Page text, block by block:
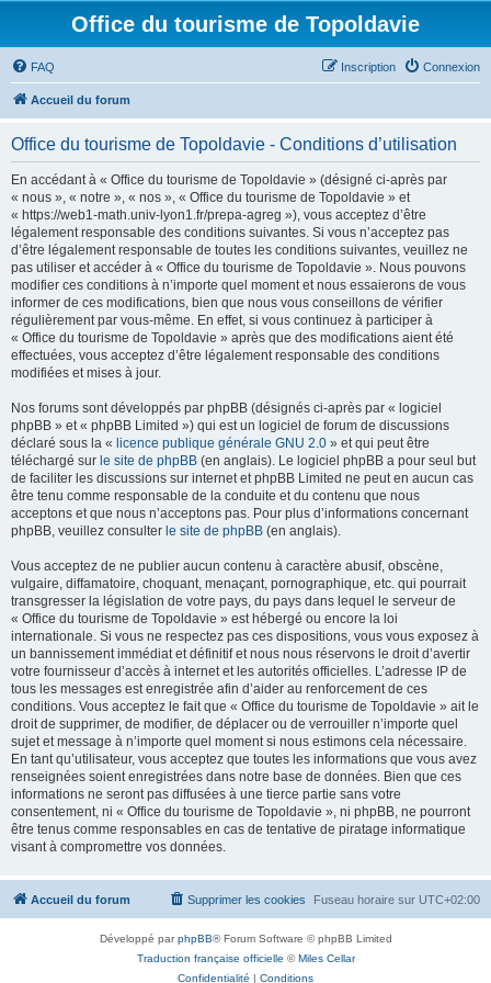
Office du tourisme de Topoldavie
FAQ Connexion
Inscription
Accueil du forum
Office du tourisme de Topoldavie - Conditions d’utilisation
En accédant à « Office du tourisme de Topoldavie » (désigné ci-après par
« nous », « notre », « nos », « Office du tourisme de Topoldavie » et
« https://web1-math.univ-lyon1.fr/prepa-agreg »), vous acceptez d’être
légalement responsable des conditions suivantes. Si vous n’acceptez pas
d’être légalement responsable de toutes les conditions suivantes, veuillez ne
pas utiliser et accéder à « Office du tourisme de Topoldavie ». Nous pouvons
modifier ces conditions à n’importe quel moment et nous essaierons de vous
informer de ces modifications, bien que nous vous conseillons de vérifier
régulièrement par vous-même. En effet, si vous continuez à participer à
« Office du tourisme de Topoldavie » après que des modifications aient été
effectuées, vous acceptez d’être légalement responsable des conditions
modifiées et mises à jour.
Nos forums sont développés par phpBB (désignés ci-après par « logiciel
phpBB » et « phpBB Limited ») qui est un logiciel de forum de discussions
déclaré sous la « licence publique générale GNU 2.0 » et qui peut être
téléchargé sur le site de phpBB (en anglais). Le logiciel phpBB a pour seul but
de faciliter les discussions sur internet et phpBB Limited ne peut en aucun cas
être tenu comme responsable de la conduite et du contenu que nous
acceptons et que nous n’acceptons pas. Pour plus d’informations concernant
phpBB, veuillez consulter le site de phpBB (en anglais).
Vous acceptez de ne publier aucun contenu à caractère abusif, obscène,
vulgaire, diffamatoire, choquant, menaçant, pornographique, etc. qui pourrait
transgresser la législation de votre pays, du pays dans lequel le serveur de
« Office du tourisme de Topoldavie » est hébergé ou encore la loi
internationale. Si vous ne respectez pas ces dispositions, vous vous exposez à
un bannissement immédiat et définitif et nous nous réservons le droit d’avertir
votre fournisseur d’accès à internet et les autorités officielles. L’adresse IP de
tous les messages est enregistrée afin d’aider au renforcement de ces
conditions. Vous acceptez le fait que « Office du tourisme de Topoldavie » ait le
droit de supprimer, de modifier, de déplacer ou de verrouiller n’importe quel
sujet et message à n’importe quel moment si nous estimons cela nécessaire.
En tant qu’utilisateur, vous acceptez que toutes les informations que vous avez
renseignées soient enregistrées dans notre base de données. Bien que ces
informations ne seront pas diffusées à une tierce partie sans votre
consentement, ni « Office du tourisme de Topoldavie », ni phpBB, ne pourront
être tenus comme responsables en cas de tentative de piratage informatique
visant à compromettre vos données.
Accueil du forum Fuseau horaire sur UTC+02:00
Supprimer les cookies
Développé parphpBB® Forum Software © phpBB Limited
Traduction française officielle ©Miles Cellar
Confidentialité | Conditions